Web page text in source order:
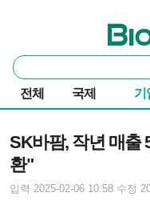
바이오
통
합
검
색
전체 국제 기
SK바팜, 작년 매출
환"
입력 2025-02-06 10:58 수정